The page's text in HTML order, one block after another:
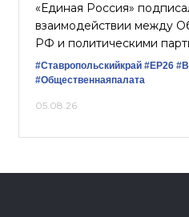
«Единая Россия»
взаимодействии между
РФ и политическими
#Ставропольскийкрай #ЕР26
#Общественнаяпалата
05.08.26